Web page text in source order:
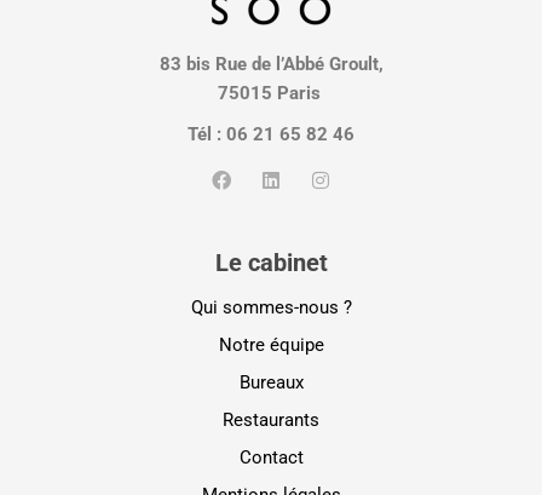
83 bis Rue de l’Abbé Groult,
75015 Paris
Tél : 06 21 65 82 46
Le cabinet
Qui sommes-nous ?
Notre équipe
Bureaux
Restaurants
Contact